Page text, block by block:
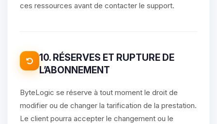
ces ressources avant de contacter le support.
10. RÉSERVES ET RUPTURE DE
L’ABONNEMENT
ByteLogic se réserve à tout moment le droit de
modifier ou de changer la tarification de la prestation.
Le client pourra accepter le changement ou le